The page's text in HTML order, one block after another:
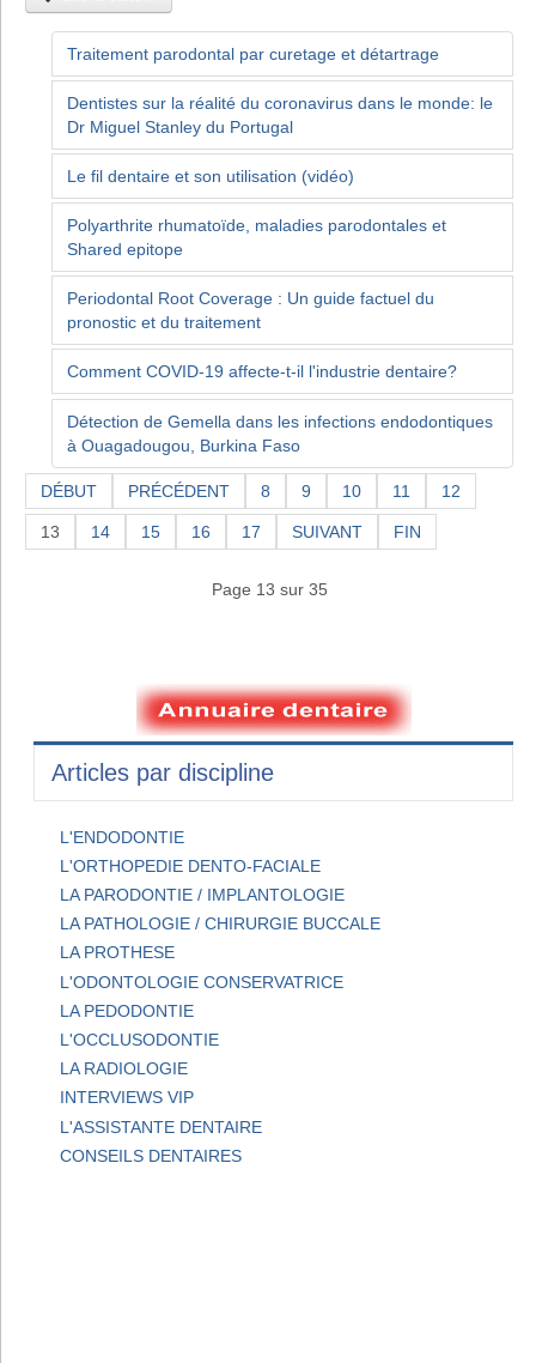
Traitement parodontal par curetage et détartrage
Dentistes sur la réalité du coronavirus dans le monde: le
Dr Miguel Stanley du Portugal
Le fil dentaire et son utilisation (vidéo)
Polyarthrite rhumatoïde, maladies parodontales et
Shared epitope
Periodontal Root Coverage : Un guide factuel du
pronostic et du traitement
Comment COVID-19 affecte-t-il l'industrie dentaire?
Détection de Gemella dans les infections endodontiques
à Ouagadougou, Burkina Faso
DÉBUT PRÉCÉDENT 8 9 10 11 12
13 14 15 16 17 SUIVANT FIN
Page 13 sur 35
Articles par discipline
L'ENDODONTIE
L'ORTHOPEDIE DENTO-FACIALE
LA PARODONTIE / IMPLANTOLOGIE
LA PATHOLOGIE / CHIRURGIE BUCCALE
LA PROTHESE
L'ODONTOLOGIE CONSERVATRICE
LA PEDODONTIE
L'OCCLUSODONTIE
LA RADIOLOGIE
INTERVIEWS VIP
L'ASSISTANTE DENTAIRE
CONSEILS DENTAIRES